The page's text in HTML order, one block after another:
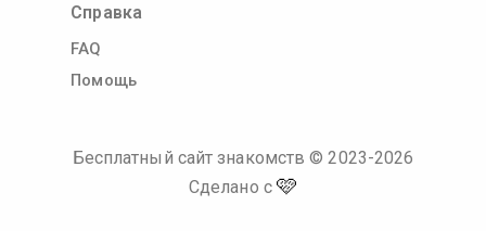
Справка
FAQ
Помощь
Бесплатный сайт знакомств © 2023-2026
Сделано с 🩷